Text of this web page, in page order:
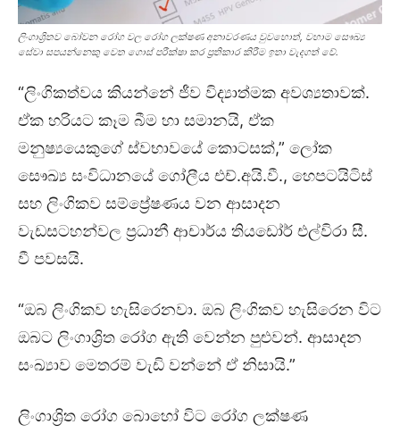
ලිංගාශ්‍රිතව බෝවන රෝග වල රෝග ලක්ෂණ අනාවරණය වුවහොත්, වහාම සෞඛ්‍ය
සේවා සපයන්නෙකු වෙත ගොස් පරීක්ෂා කර ප්‍රතිකාර කිරීම ඉතා වැදගත් වේ.
“ලිංගිකත්වය කියන්නේ ජීව විද්‍යාත්මක අවශ්‍යතාවක්.
ඒක හරියට කෑම බීම හා සමානයි, ඒක
මනුෂ්‍යයෙකුගේ ස්වභාවයේ කොටසක්,” ලෝක
සෞඛ්‍ය සංවිධානයේ ගෝලීය එච්.අයි.වී., හෙපටයිටිස්
සහ ලිංගිකව සම්ප්‍රේෂණය වන ආසාදන
වැඩසටහන්වල ප්‍රධානී ආචාර්ය තියඩෝර් එල්විරා සී.
වී පවසයි.
“ඔබ ලිංගිකව හැසිරෙනවා. ඔබ ලිංගිකව හැසිරෙන විට
ඔබට ලිංගාශ්‍රිත රෝග ඇති වෙන්න පුළුවන්. ආසාදන
සංඛ්‍යාව මෙතරම් වැඩි වන්නේ ඒ නිසායි.”
ලිංගාශ්‍රිත රෝග බොහෝ විට රෝග ලක්ෂණ